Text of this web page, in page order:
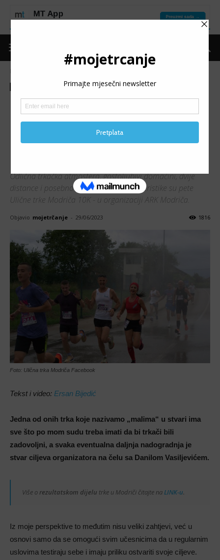
Izdvojeno Trke Izvještaji
(VIDEO) 5. ULIČNA TRKA
MODRIČA 10K: „Staza za
PB“, ali u stvarnom smislu
Odlična trkačka atmosfera, gostoljubivi domaćini, dvije
distance i posebno ravna staza - karakteristike su pete
Ulične trke Modriča 10K - u organizaciji ARK Modriča.
Objavio mojetrčanje - 29/06/2023 1816
Foto: Ulična trka Modriča Facebook
Tekst i video: Ersan Bijedić
Jedna od onih trka koje nazivamo „malima“ u stvari ima
sve što po mom sudu treba imati da bi trkači bili
zadovoljni, a svaka eventualna daljnja nadogradnja je
stvar ciljeva organizatora na čelu sa Danilom Vasiljevićem.
Više o rezultatskom dijelu trke u Modriči čitajte naLINK-u.
Iz moje perspektive to međutim nisu veliki zahtjevi, već u
osnovi samo da se omogući svim učesnicima da u regularnim
uslovima testiraju sebe i imaju priliku ostvariti svoje ciljeve.